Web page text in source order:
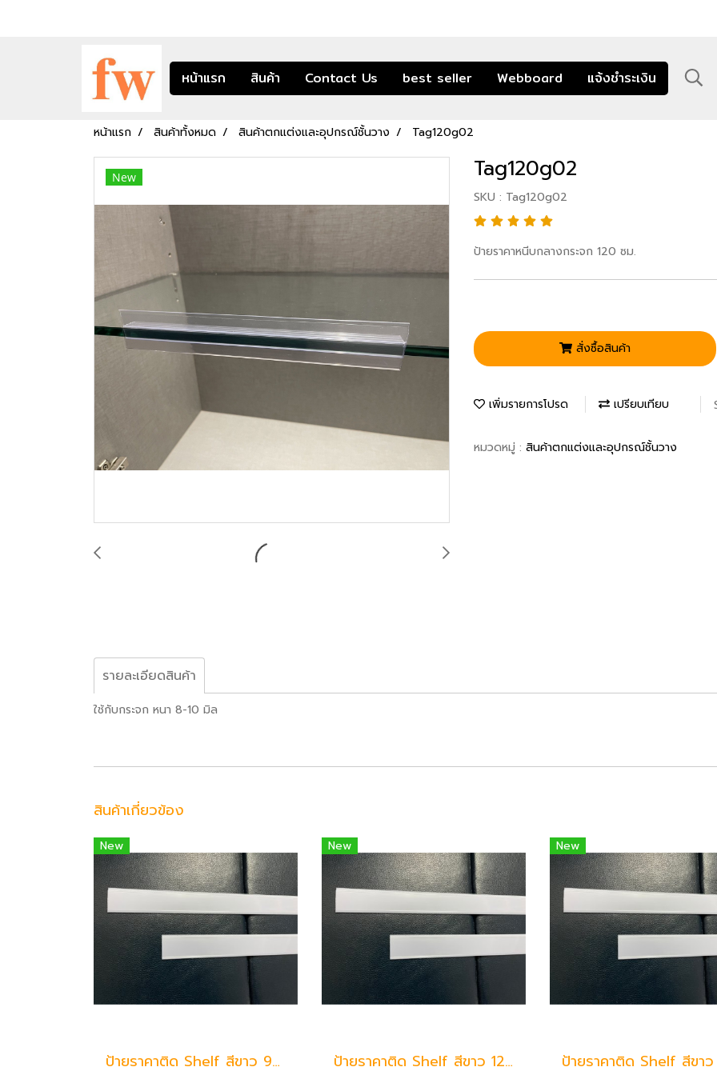
หน้าแรก สินค้า Contact Us best seller Webboard แจ้งชำระเงิน
หน้าแรก สินค้าทั้งหมด สินค้าตกแต่งและอุปกรณ์ชั้นวาง Tag120g02
New Tag120g02
SKU : Tag120g02
ป้ายราคาหนีบกลางกระจก 120 ซม.
สั่งซื้อสินค้า
เพิ่มรายการโปรด เปรียบเทียบ
หมวดหมู่ : สินค้าตกแต่งและอุปกรณ์ชั้นวาง
รายละเอียดสินค้า
ใช้กับกระจก หนา 8-10 มิล
สินค้าเกี่ยวข้อง
New
ป้ายราคาติด Shelf สีขาว 90 ซม.
New
ป้ายราคาติด Shelf สีขาว 120 ซม.
New